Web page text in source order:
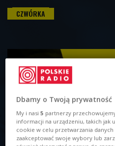
Dbamy o Twoją prywatność
My i nasi5 partnerzy
informacji na urządzeniu, takich jak
cookie w celu przetwarzania
zaakceptować swoje wybory lub